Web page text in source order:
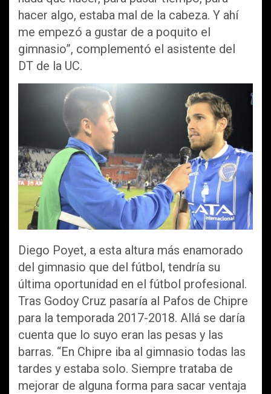
hacer algo, estaba mal de la cabeza. Y ahí
me empezó a gustar de a poquito el
gimnasio”, complementó el asistente del
DT de la UC.
Diego Poyet, a esta altura más enamorado
del gimnasio que del fútbol, tendría su
última oportunidad en el fútbol profesional.
Tras Godoy Cruz pasaría al Pafos de Chipre
para la temporada 2017-2018. Allá se daría
cuenta que lo suyo eran las pesas y las
barras. “En Chipre iba al gimnasio todas las
tardes y estaba solo. Siempre trataba de
mejorar de alguna forma para sacar ventaja